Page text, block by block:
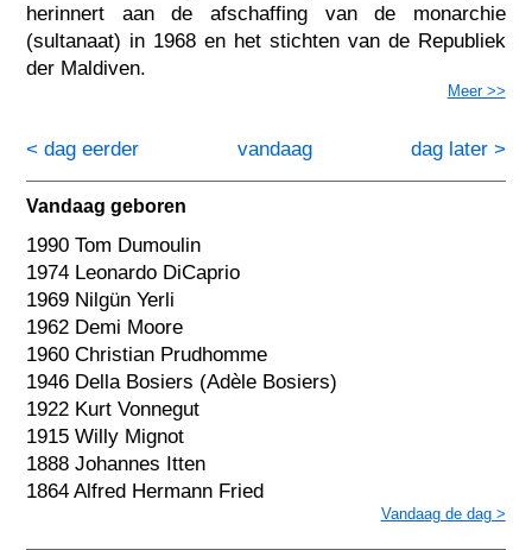
herinnert aan de afschaffing van de monarchie
(sultanaat) in 1968 en het stichten van de Republiek
der Maldiven.
Meer >>
< dag eerder dag later >
vandaag
Vandaag geboren
1990 Tom Dumoulin
1974 Leonardo DiCaprio
1969 Nilgün Yerli
1962 Demi Moore
1960 Christian Prudhomme
1946 Della Bosiers (Adèle Bosiers)
1922 Kurt Vonnegut
1915 Willy Mignot
1888 Johannes Itten
1864 Alfred Hermann Fried
Vandaag de dag >